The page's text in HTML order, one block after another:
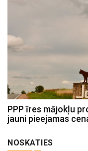
PPP īres mājokļu
jauni pieejamas
NOSKATIES